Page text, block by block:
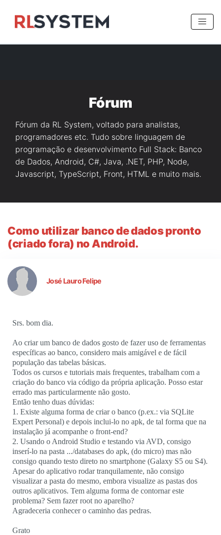
Fórum
Fórum da RL System, voltado para analistas,
programadores etc. Tudo sobre linguagem de
programação e desenvolvimento Full Stack: Banco
de Dados, Android, C#, Java, .NET, PHP, Node,
Javascript, TypeScript, Front, HTML e muito mais.
Como utilizar banco de dados pronto
(criado fora) no Android.
José Lauro Felipe
Srs. bom dia.
Ao criar um banco de dados gosto de fazer uso de ferramentas
específicas ao banco, considero mais amigável e de fácil
população das tabelas básicas.
Todos os cursos e tutoriais mais frequentes, trabalham com a
criação do banco via código da própria aplicação. Posso estar
errado mas particularmente não gosto.
Então tenho duas dúvidas:
1. Existe alguma forma de criar o banco (p.ex.: via SQLite
Expert Personal) e depois inclui-lo no apk, de tal forma que na
instalação já acompanhe o front-end?
2. Usando o Android Studio e testando via AVD, consigo
inserí-lo na pasta .../databases do apk, (do micro) mas não
consigo quando testo direto no smartphone (Galaxy S5 ou S4).
Apesar do aplicativo rodar tranquilamente, não consigo
visualizar a pasta do mesmo, embora visualize as pastas dos
outros aplicativos. Tem alguma forma de contornar este
problema? Sem fazer root no aparelho?
Agradeceria conhecer o caminho das pedras.
Grato